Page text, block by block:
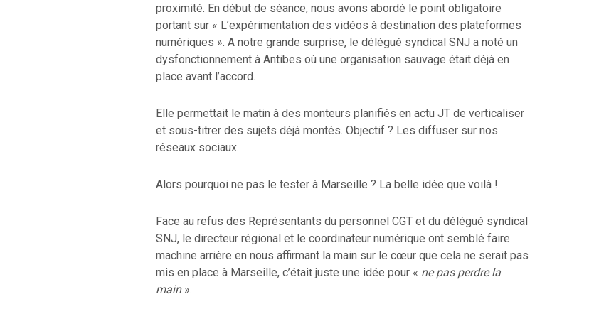
proximité. En début de séance, nous avons abordé le point obligatoire
portant sur « L’expérimentation des vidéos à destination des plateformes
numériques ». A notre grande surprise, le délégué syndical SNJ a noté un
dysfonctionnement à Antibes où une organisation sauvage était déjà en
place avant l’accord.
Elle permettait le matin à des monteurs planifiés en actu JT de verticaliser
et sous-titrer des sujets déjà montés. Objectif ? Les diffuser sur nos
réseaux sociaux.
Alors pourquoi ne pas le tester à Marseille ? La belle idée que voilà !
Face au refus des Représentants du personnel CGT et du délégué syndical
SNJ, le directeur régional et le coordinateur numérique ont semblé faire
machine arrière en nous affirmant la main sur le cœur que cela ne serait pas
mis en place à Marseille, c’était juste une idée pour « ne pas perdre la
main».